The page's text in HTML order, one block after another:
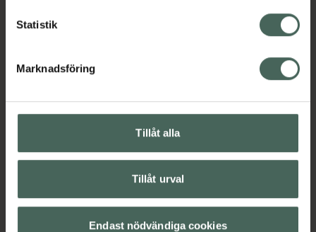
Statistik
Marknadsföring
Tillåt alla
Tillåt urval
Endast nödvändiga cookies
datorn. Oavsett vem du är så är det vårt uppdrag att
med oss.
Kundservice
Kontakta oss
Hitta apotek
Leverans, betalning och retur
Kundklubb